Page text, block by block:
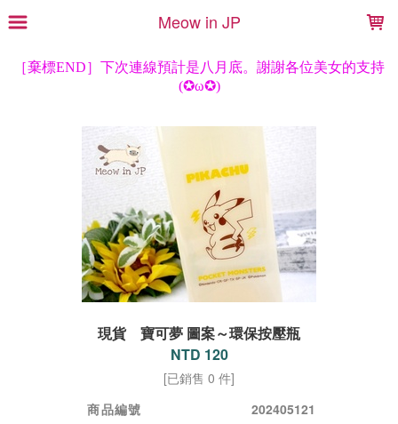
Meow in JP
現貨 寶可夢 圖案～環保按壓瓶
NTD 120
[已銷售 0 件]
商品編號
202405121